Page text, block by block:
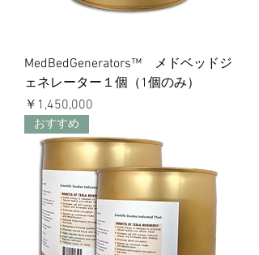
MedBedGenerators™ メドベッドジ
ェネレーター１個（1個のみ）
価格
￥1,450,000
おすすめ